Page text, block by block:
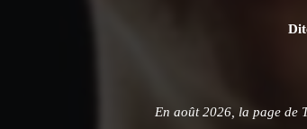
En août 2026, la page de